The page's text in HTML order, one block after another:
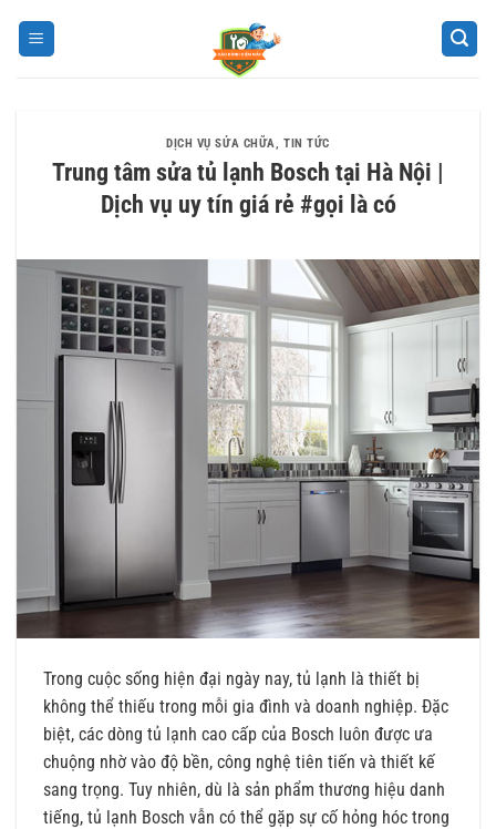
DỊCH VỤ SỬA CHỮA,TIN TỨC
Trung tâm sửa tủ lạnh Bosch tại Hà Nội |
Dịch vụ uy tín giá rẻ #gọi là có
Trong cuộc sống hiện đại ngày nay, tủ lạnh là thiết bị
không thể thiếu trong mỗi gia đình và doanh nghiệp. Đặc
biệt, các dòng tủ lạnh cao cấp của Bosch luôn được ưa
chuộng nhờ vào độ bền, công nghệ tiên tiến và thiết kế
sang trọng. Tuy nhiên, dù là sản phẩm thương hiệu danh
tiếng, tủ lạnh Bosch vẫn có thể gặp sự cố hỏng hóc trong